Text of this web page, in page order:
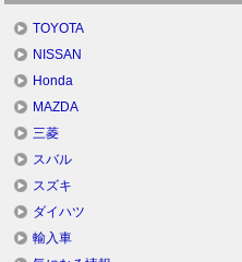
TOYOTA
NISSAN
Honda
MAZDA
三菱
スバル
スズキ
ダイハツ
輸入車